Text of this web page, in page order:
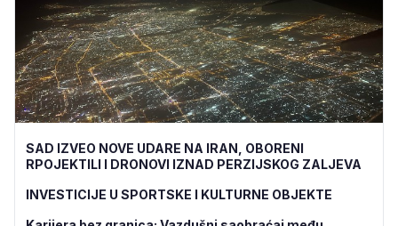
SAD IZVEO NOVE UDARE NA IRAN, OBORENI
RPOJEKTILI I DRONOVI IZNAD PERZIJSKOG ZALJEVA
INVESTICIJE U SPORTSKE I KULTURNE OBJEKTE